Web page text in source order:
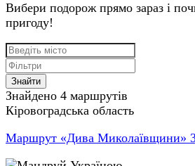
Вибери подорож прямо зараз і
пригоду!
Знайти
Знайдено 4 маршрутів
Кіровоградська область
Маршрут «Дива Миколаївщини»